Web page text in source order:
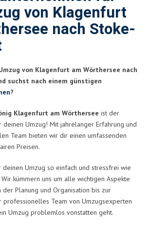
von Klagenfurt
nach Stoke-
von Klagenfurt am Wörthersee nach
suchst nach einem günstigen
?
Klagenfurt am Wörthersee ist der
Umzug! Mit jahrelanger Erfahrung und
Team bieten wir dir einen umfassenden
Preisen.
Umzug so einfach und stressfrei wie
kümmern uns um alle wichtigen Aspekte
der Planung und Organisation bis zur
professionelles Team von Umzugsexperten
Umzug problemlos vonstatten geht.